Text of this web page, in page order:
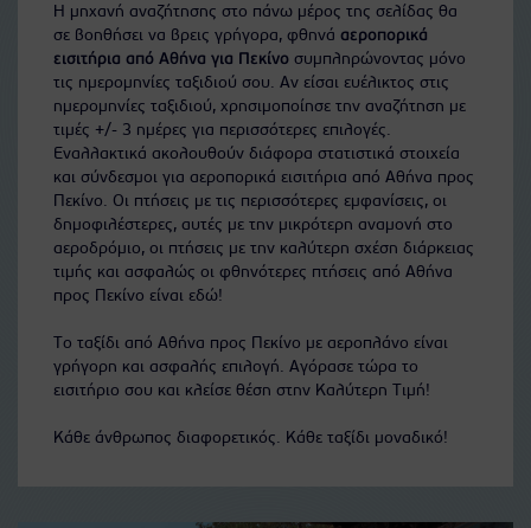
Η μηχανή αναζήτησης στο πάνω μέρος της σελίδας θα
σε βοηθήσει να βρεις γρήγορα, φθηνά αεροπορικά
εισιτήρια από Αθήνα για Πεκίνο συμπληρώνοντας μόνο
τις ημερομηνίες ταξιδιού σου. Αν είσαι ευέλικτος στις
ημερομηνίες ταξιδιού, χρησιμοποίησε την αναζήτηση με
τιμές +/- 3 ημέρες για περισσότερες επιλογές.
Εναλλακτικά ακολουθούν διάφορα στατιστικά στοιχεία
και σύνδεσμοι για αεροπορικά εισιτήρια από Αθήνα προς
Πεκίνο. Οι πτήσεις με τις περισσότερες εμφανίσεις, οι
δημοφιλέστερες, αυτές με την μικρότερη αναμονή στο
αεροδρόμιο, οι πτήσεις με την καλύτερη σχέση διάρκειας
τιμής και ασφαλώς οι φθηνότερες πτήσεις από Αθήνα
προς Πεκίνο είναι εδώ!
Το ταξίδι από Αθήνα προς Πεκίνο με αεροπλάνο είναι
γρήγορη και ασφαλής επιλογή. Αγόρασε τώρα το
εισιτήριο σου και κλείσε θέση στην Καλύτερη Τιμή!
Κάθε άνθρωπος διαφορετικός. Κάθε ταξίδι μοναδικό!